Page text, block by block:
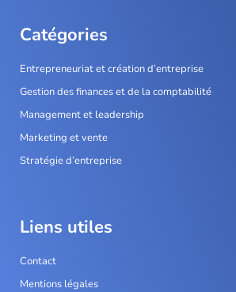
Catégories
Entrepreneuriat et création d’entreprise
Gestion des finances et de la comptabilité
Management et leadership
Marketing et vente
Stratégie d’entreprise
Liens utiles
Contact
Mentions légales